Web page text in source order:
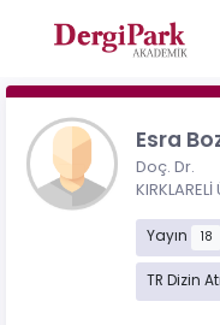
Esra
Doç. Dr.
Yayın 18
TR Dizin